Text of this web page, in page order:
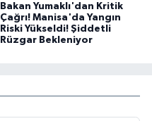
Bakan Yumaklı'dan Kritik
Çağrı! Manisa'da Yangın
Riski Yükseldi! Şiddetli
Rüzgar Bekleniyor